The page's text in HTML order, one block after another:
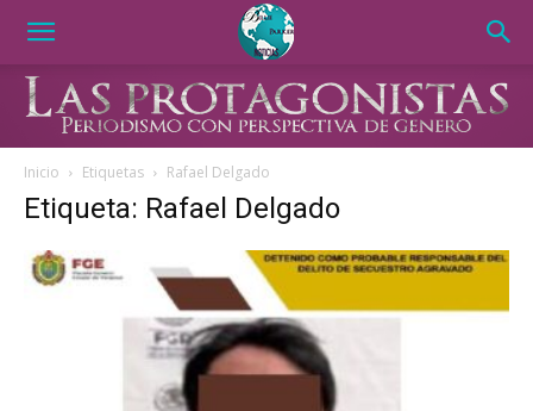
Inicio Etiquetas Rafael Delgado
Etiqueta: Rafael Delgado